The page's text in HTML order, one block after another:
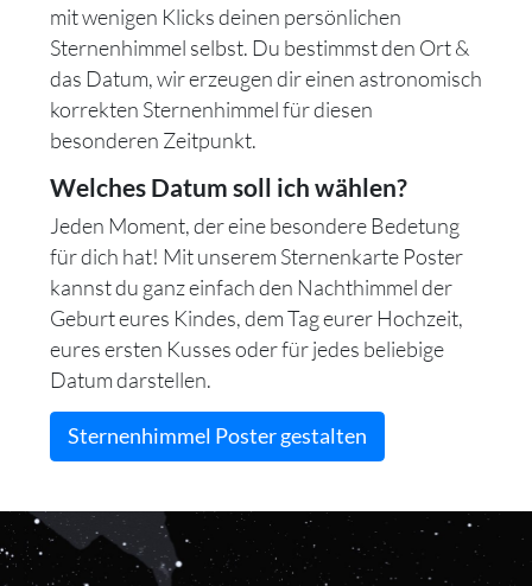
mit wenigen Klicks deinen persönlichen
Sternenhimmel selbst. Du bestimmst den Ort &
das Datum, wir erzeugen dir einen astronomisch
korrekten Sternenhimmel für diesen
besonderen Zeitpunkt.
Welches Datum soll ich wählen?
Jeden Moment, der eine besondere Bedetung
für dich hat! Mit unserem Sternenkarte Poster
kannst du ganz einfach den Nachthimmel der
Geburt eures Kindes, dem Tag eurer Hochzeit,
eures ersten Kusses oder für jedes beliebige
Datum darstellen.
Sternenhimmel Poster gestalten